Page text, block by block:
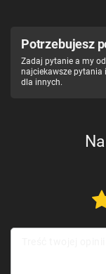
Potrzebujesz
Zadaj pytanie a my
najciekawsze
dla innych.